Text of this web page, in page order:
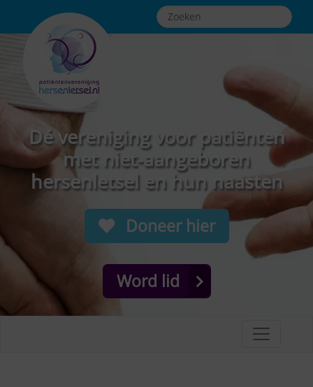
Dé vereniging voor patiënten
met niet-aangeboren
hersenletsel en hun naasten
Doneer hier
Word lid